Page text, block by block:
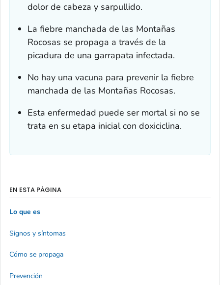
dolor de cabeza y sarpullido.
La fiebre manchada de las Montañas
Rocosas se propaga a través de la
picadura de una garrapata infectada.
No hay una vacuna para prevenir la fiebre
manchada de las Montañas Rocosas.
Esta enfermedad puede ser mortal si no se
trata en su etapa inicial con doxiciclina.
EN ESTA PÁGINA
Lo que es
Signos y síntomas
Cómo se propaga
Prevención